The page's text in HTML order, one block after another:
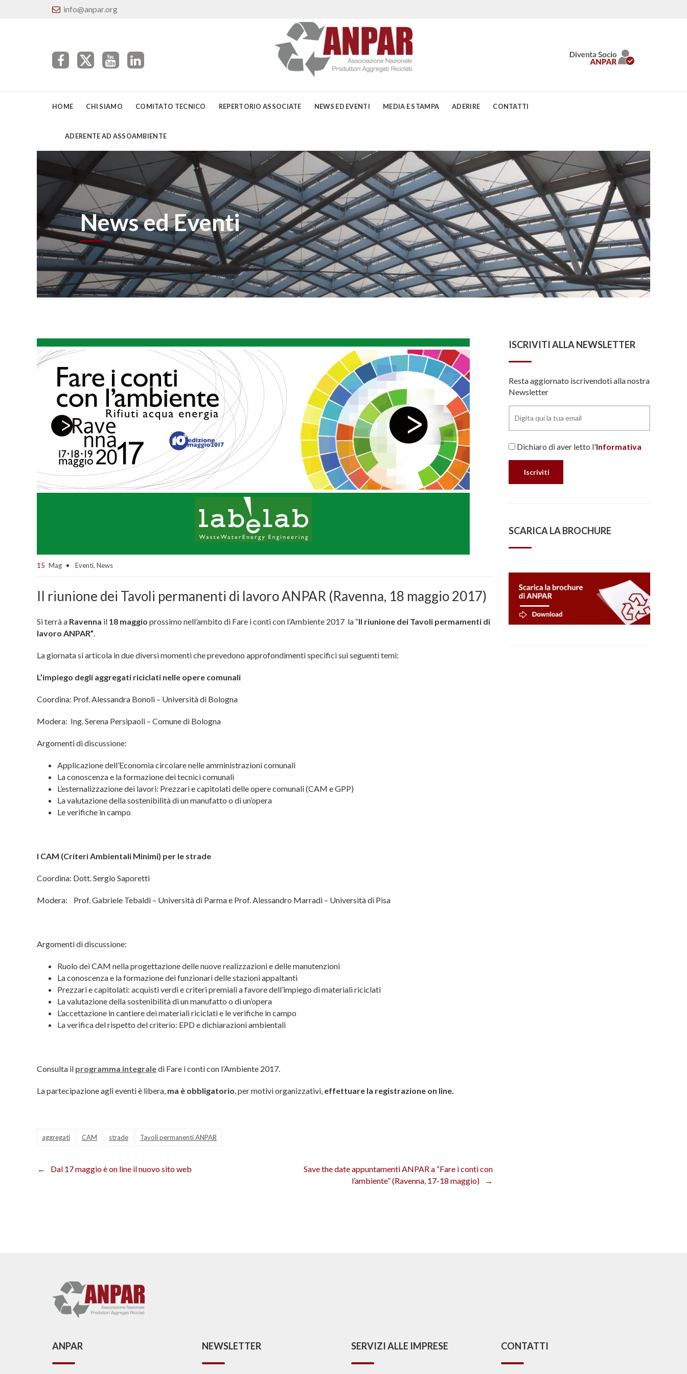
info@anpar.org
HOME CHI SIAMO COMITATO TECNICO REPERTORIO ASSOCIATE NEWS ED EVENTI MEDIA E STAMPA ADERIRE CONTATTI
ADERENTE AD ASSOAMBIENTE
News ed Eventi
15 Mag Eventi, News
II riunione dei Tavoli permanenti di lavoro ANPAR (Ravenna, 18 maggio 2017)
Si terrà a Ravenna il 18 maggio prossimo nell’ambito di Fare i conti con l’Ambiente 2017 la “II riunione dei Tavoli permamenti di
lavoro ANPAR”.
La giornata si articola in due diversi momenti che prevedono approfondimenti specifici sui seguenti temi:
L’impiego degli aggregati riciclati nelle opere comunali
Coordina: Prof. Alessandra Bonoli – Università di Bologna
Modera: Ing. Serena Persipaoli – Comune di Bologna
Argomenti di discussione:
Applicazione dell’Economia circolare nelle amministrazioni comunali
La conoscenza e la formazione dei tecnici comunali
L’esternalizzazione dei lavori: Prezzari e capitolati delle opere comunali (CAM e GPP)
La valutazione della sostenibilità di un manufatto o di un’opera
Le verifiche in campo
I CAM (Criteri Ambientali Minimi) per le strade
Coordina: Dott. Sergio Saporetti
Modera: Prof. Gabriele Tebaldi – Università di Parma e Prof. Alessandro Marradi – Università di Pisa
Argomenti di discussione:
Ruolo dei CAM nella progettazione delle nuove realizzazioni e delle manutenzioni
La conoscenza e la formazione dei funzionari delle stazioni appaltanti
Prezzari e capitolati: acquisti verdi e criteri premiali a favore dell’impiego di materiali riciclati
La valutazione della sostenibilità di un manufatto o di un’opera
L’accettazione in cantiere dei materiali riciclati e le verifiche in campo
La verifica del rispetto del criterio: EPD e dichiarazioni ambientali
Consulta il programma integraledi Fare i conti con l’Ambiente 2017.
La partecipazione agli eventi è libera, ma è obbligatorio, per motivi organizzativi, effettuare la registrazione on line.
aggregati CAM strade Tavoli permanenti ANPAR
Navigazione
Dal 17 maggio è on line il nuovo sito web
Save the date appuntamenti ANPAR a “Fare i conti con
l’ambiente” (Ravenna, 17-18 maggio)
ISCRIVITI ALLA NEWSLETTER
Resta aggiornato iscrivendoti alla nostra
Newsletter
Dichiaro di aver letto l'Informativa
SCARICA LA BROCHURE
ANPAR NEWSLETTER SERVIZI ALLE IMPRESE CONTATTI